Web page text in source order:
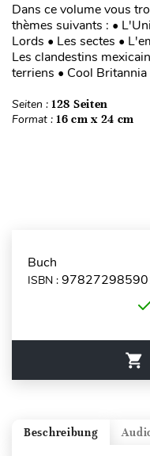
Dans ce volume vous
thèmes suivants : •
Lords • Les sectes •
Les clandestins
terriens • Cool Britannia
Seiten : 128 Seiten
Format : 16 cm x 24 cm
Buch
ISBN :
Beschreibung